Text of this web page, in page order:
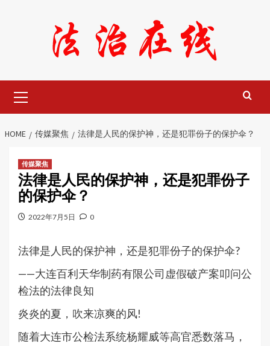
Menu
HOME 传媒聚焦 法律是人民的保护神，还是犯罪份子的保护伞？
传媒聚焦
法律是人民的保护神，还是犯罪份子
的保护伞？
2022年7月5日 0
法律是人民的保护神，还是犯罪份子的保护伞?
——大连百利天华制药有限公司虚假破产案叩问公
检法的法律良知
炎炎的夏，吹来凉爽的风!
随着大连市公检法系统杨耀威等高官悉数落马，